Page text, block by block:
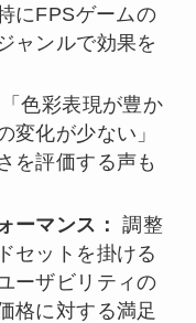
にFPSゲームの
ャンルで効果を
「色彩表現が豊か
変化が少ない」
を評価する声も
ーマンス： 調整
セットを掛ける
ーザビリティの
格に対する満足